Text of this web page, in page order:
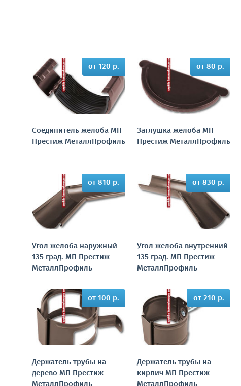
от 120 р.
Соединитель желоба МП
Престиж МеталлПрофиль
от 80 р.
Заглушка желоба МП
Престиж МеталлПрофиль
от 810 р.
Угол желоба наружный
135 град. МП Престиж
МеталлПрофиль
от 830 р.
Угол желоба внутренний
135 град. МП Престиж
МеталлПрофиль
от 100 р.
Держатель трубы на
дерево МП Престиж
от 210 р.
Держатель трубы на
кирпич МП Престиж